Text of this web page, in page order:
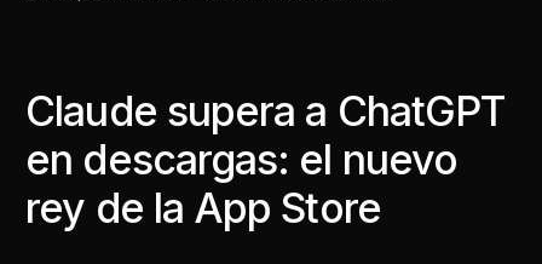
Claude supera a ChatGPT
en descargas: el nuevo
rey de la App Store